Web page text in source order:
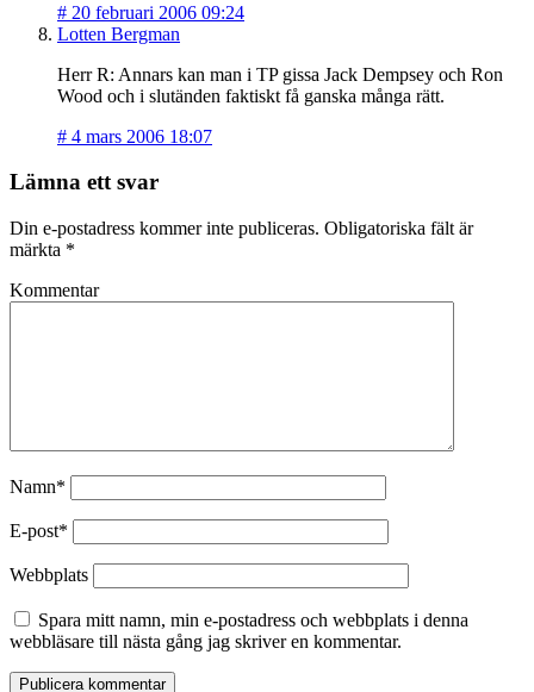
# 20 februari 2006 09:24
Lotten Bergman
Herr R: Annars kan man i TP gissa Jack Dempsey och Ron
Wood och i slutänden faktiskt få ganska många rätt.
# 4 mars 2006 18:07
Lämna ett svar
Din e-postadress kommer inte publiceras. Obligatoriska fält är
märkta *
Kommentar
Namn*
E-post*
Webbplats
Spara mitt namn, min e-postadress och webbplats i denna
webbläsare till nästa gång jag skriver en kommentar.